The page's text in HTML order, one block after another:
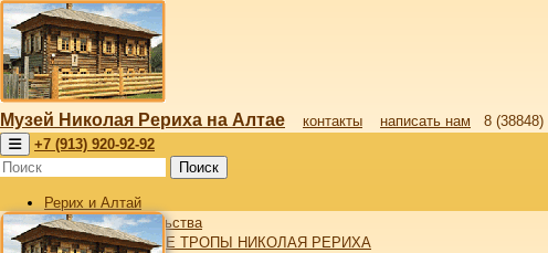
Музей Николая Рериха на Алтае контакты написать нам
8 (38848)
+7 (913) 920-92-92
Поиск
Рерих и Алтай
От издательства
АЛТАЙСКИЕ ТРОПЫ НИКОЛАЯ РЕРИХА